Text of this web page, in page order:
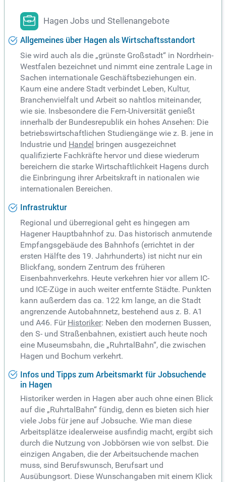
Hagen Jobs und Stellenangebote
Allgemeines über Hagen als Wirtschaftsstandort
Sie wird auch als die „grünste Großstadt“ in Nordrhein-
Westfalen bezeichnet und nimmt eine zentrale Lage in
Sachen internationale Geschäftsbeziehungen ein.
Kaum eine andere Stadt verbindet Leben, Kultur,
Branchenvielfalt und Arbeit so nahtlos miteinander,
wie sie. Insbesondere die Fern-Universität genießt
innerhalb der Bundesrepublik ein hohes Ansehen: Die
betriebswirtschaftlichen Studiengänge wie z. B. jene in
Industrie und Handel bringen ausgezeichnet
qualifizierte Fachkräfte hervor und diese wiederum
bereichern die starke Wirtschaftlichkeit Hagens durch
die Einbringung ihrer Arbeitskraft in nationalen wie
internationalen Bereichen.
Infrastruktur
Regional und überregional geht es hingegen am
Hagener Hauptbahnhof zu. Das historisch anmutende
Empfangsgebäude des Bahnhofs (errichtet in der
ersten Hälfte des 19. Jahrhunderts) ist nicht nur ein
Blickfang, sondern Zentrum des früheren
Eisenbahnverkehrs. Heute verkehren hier vor allem IC-
und ICE-Züge in auch weiter entfernte Städte. Punkten
kann außerdem das ca. 122 km lange, an die Stadt
angrenzende Autobahnnetz, bestehend aus z. B. A1
und A46. Für Historiker: Neben den modernen Bussen,
den S- und Straßenbahnen, existiert auch heute noch
eine Museumsbahn, die „RuhrtalBahn“, die zwischen
Hagen und Bochum verkehrt.
Infos und Tipps zum Arbeitsmarkt für Jobsuchende
in Hagen
Historiker werden in Hagen aber auch ohne einen Blick
auf die „RuhrtalBahn“ fündig, denn es bieten sich hier
viele Jobs für jene auf Jobsuche. Wie man diese
Arbeitsplätze idealerweise ausfindig macht, ergibt sich
durch die Nutzung von Jobbörsen wie von selbst. Die
einzigen Angaben, die der Arbeitsuchende machen
muss, sind Berufswunsch, Berufsart und
Ausübungsort. Diese Wunschangaben mit einem Klick